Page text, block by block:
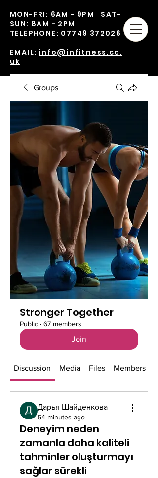
MON-FRI: 6AM - 9PM SAT-
SUN: 8AM - 2PM
TELEPHONE: 07749 372026
EMAIL: info@infitness.co.
uk
Groups
Stronger Together
Public · 67 members
Join
Discussion Media Files Members
Дарья Шайденкова
54 minutes ago
Deneyim neden
zamanla daha kaliteli
tahminler oluşturmayı
sağlar sürekli